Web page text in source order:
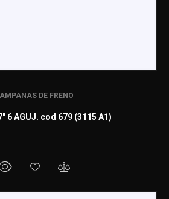
DE FRENO
6 AGUJ. cod 679 (3115 A1)